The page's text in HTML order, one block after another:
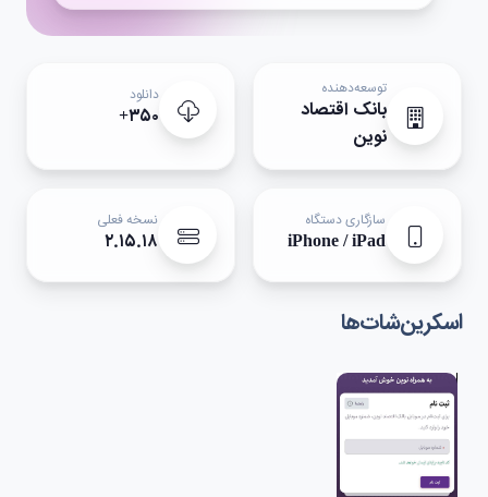
توسعه‌دهنده
بانک اقتصاد
نوين
دانلود
۳۵۰+
سازگاری دستگاه
iPhone / iPad
نسخه فعلی
۲.۱۵.۱۸
اسکرین‌شات‌ها